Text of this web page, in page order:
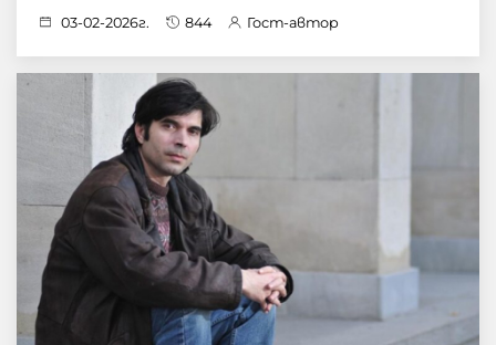
03-02-2026г. 844 Гост-автор